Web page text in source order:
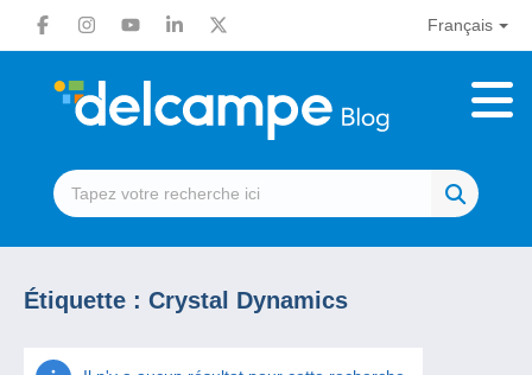
Français
Étiquette : Crystal Dynamics